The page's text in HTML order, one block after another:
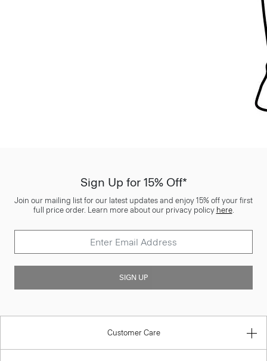
Sign Up for 15% Off*
Join our mailing list for our latest updates and enjoy 15% off your first
full price order. Learn more about our privacy policy here.
SIGN UP
Customer Care